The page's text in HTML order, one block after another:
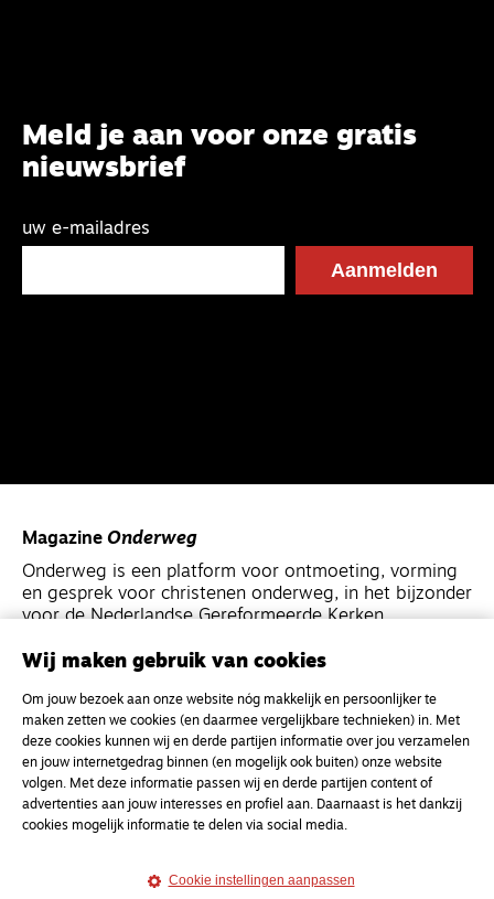
Meld je aan voor onze gratis
nieuwsbrief
uw e-mailadres
Magazine Onderweg
Onderweg is een platform voor ontmoeting, vorming
en gesprek voor christenen onderweg, in het bijzonder
voor de Nederlandse Gereformeerde Kerken.
Magazine
Onderweg
Kvk-nummer 33277063
NL46 INGB 0117 5827 86
info@onderwegonline.nl
Wij maken gebruik van cookies
Om jouw bezoek aan onze website nóg makkelijk en persoonlijker te
maken zetten we cookies (en daarmee vergelijkbare technieken) in. Met
deze cookies kunnen wij en derde partijen informatie over jou verzamelen
en jouw internetgedrag binnen (en mogelijk ook buiten) onze website
volgen. Met deze informatie passen wij en derde partijen content of
advertenties aan jouw interesses en profiel aan. Daarnaast is het dankzij
cookies mogelijk informatie te delen via social media.
Cookie instellingen aanpassen